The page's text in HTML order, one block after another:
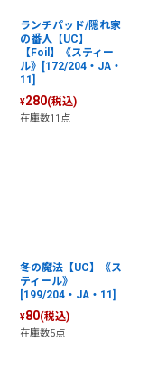
ランチパッド/隠れ家
の番人【UC】
【Foil】《スティー
ル》[172/204・JA・
11]
¥280(税込)
在庫数11点
冬の魔法【UC】《ス
ティール》
[199/204・JA・11]
¥80(税込)
在庫数5点